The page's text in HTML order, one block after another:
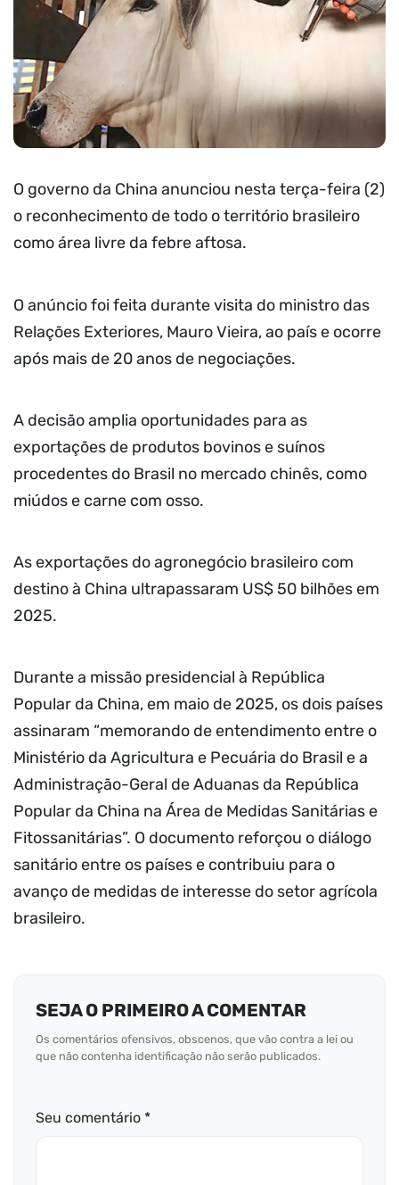
O governo da China anunciou nesta terça-feira (2)
o reconhecimento de todo o território brasileiro
como área livre da febre aftosa.
O anúncio foi feita durante visita do ministro das
Relações Exteriores, Mauro Vieira, ao país e ocorre
após mais de 20 anos de negociações.
A decisão amplia oportunidades para as
exportações de produtos bovinos e suínos
procedentes do Brasil no mercado chinês, como
miúdos e carne com osso.
As exportações do agronegócio brasileiro com
destino à China ultrapassaram US$ 50 bilhões em
2025.
Durante a missão presidencial à República
Popular da China, em maio de 2025, os dois países
assinaram “memorando de entendimento entre o
Ministério da Agricultura e Pecuária do Brasil e a
Administração-Geral de Aduanas da República
Popular da China na Área de Medidas Sanitárias e
Fitossanitárias”. O documento reforçou o diálogo
sanitário entre os países e contribuiu para o
avanço de medidas de interesse do setor agrícola
brasileiro.
SEJA O PRIMEIRO A COMENTAR
Os comentários ofensivos, obscenos, que vão contra a lei ou
que não contenha identificação não serão publicados.
Seu comentário *